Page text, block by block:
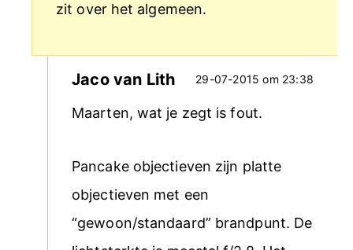
zit over het algemeen.
Jaco van Lith 29-07-2015 om 23:38
Maarten, wat je zegt is fout.
Pancake objectieven zijn platte
objectieven met een
“gewoon/standaard” brandpunt. De